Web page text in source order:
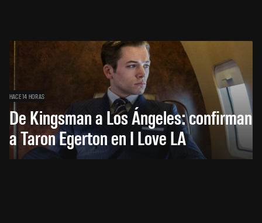
HACE 14 HORAS
De Kingsman a Los Ángeles: confirman
a Taron Egerton en I Love LA